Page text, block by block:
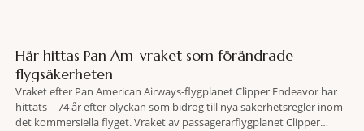
Här hittas Pan Am-vraket som förändrade
flygsäkerheten
Vraket efter Pan American Airways-flygplanet Clipper Endeavor har
hittats – 74 år efter olyckan som bidrog till nya säkerhetsregler inom
det kommersiella flyget. Vraket av passagerarflygplanet Clipper